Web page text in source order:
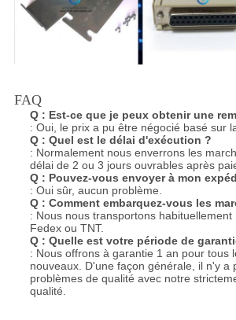
FAQ
Q : Est-ce que je peux obtenir une
: Oui, le prix a pu être négocié basé sur
Q : Quel est le délai d'exécution ?
: Normalement nous enverrons les
délai de 2 ou 3 jours ouvrables après
Q : Pouvez-vous envoyer à mon
: Oui sûr, aucun problème.
Q : Comment embarquez-vous les
: Nous nous transportons habituellement
Fedex ou TNT.
Q : Quelle est votre période de
: Nous offrons à garantie 1 an pour tous
nouveaux. D'une façon générale, il n'y a
problèmes de qualité avec notre
qualité.